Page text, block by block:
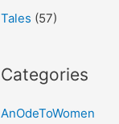
Tales (57)
Categories
AnOdeToWomen